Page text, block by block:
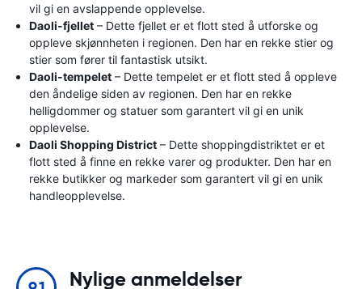
vil gi en avslappende opplevelse.
Daoli-fjellet – Dette fjellet er et flott sted å utforske og
oppleve skjønnheten i regionen. Den har en rekke stier og
stier som fører til fantastisk utsikt.
Daoli-tempelet – Dette tempelet er et flott sted å oppleve
den åndelige siden av regionen. Den har en rekke
helligdommer og statuer som garantert vil gi en unik
opplevelse.
Daoli Shopping District – Dette shoppingdistriktet er et
flott sted å finne en rekke varer og produkter. Den har en
rekke butikker og markeder som garantert vil gi en unik
handleopplevelse.
Nylige anmeldelser